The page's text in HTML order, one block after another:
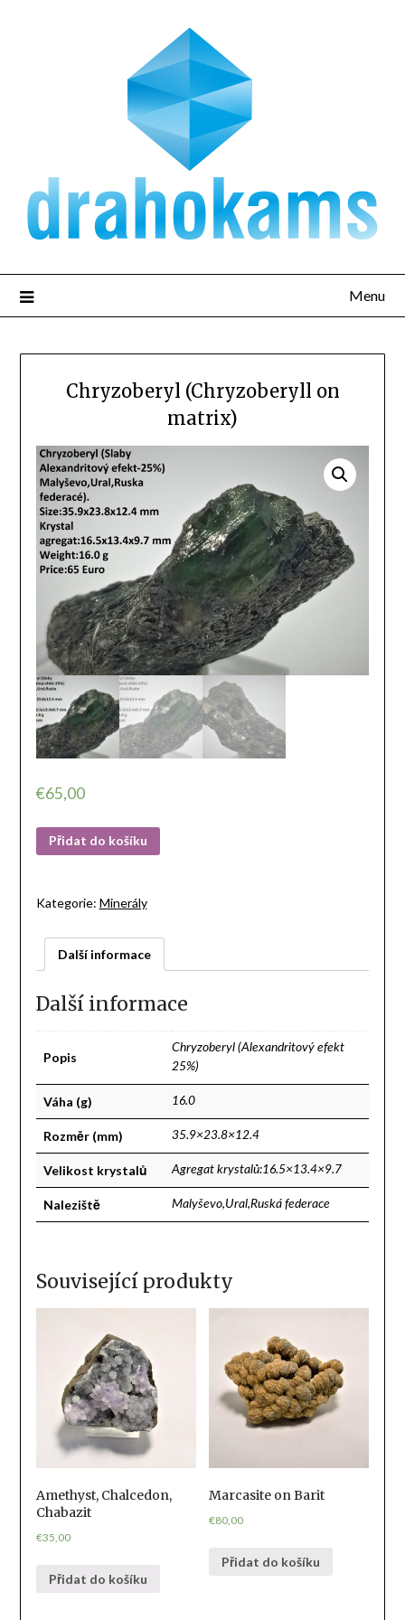
Menu
Chryzoberyl (Chryzoberyll on
matrix)
€65,00
Přidat do košíku
Kategorie: Minerály
Další informace
Další informace
Popis
Chryzoberyl (Alexandritový efekt
25%)
Váha (g) 16.0
Rozměr (mm) 35.9×23.8×12.4
Velikost krystalů Agregat krystalů:16.5×13.4×9.7
Naleziště Malyševo,Ural,Ruská federace
Související produkty
Amethyst, Chalcedon,
Chabazit
€35,00
Přidat do košíku
Marcasite on Barit
€80,00
Přidat do košíku